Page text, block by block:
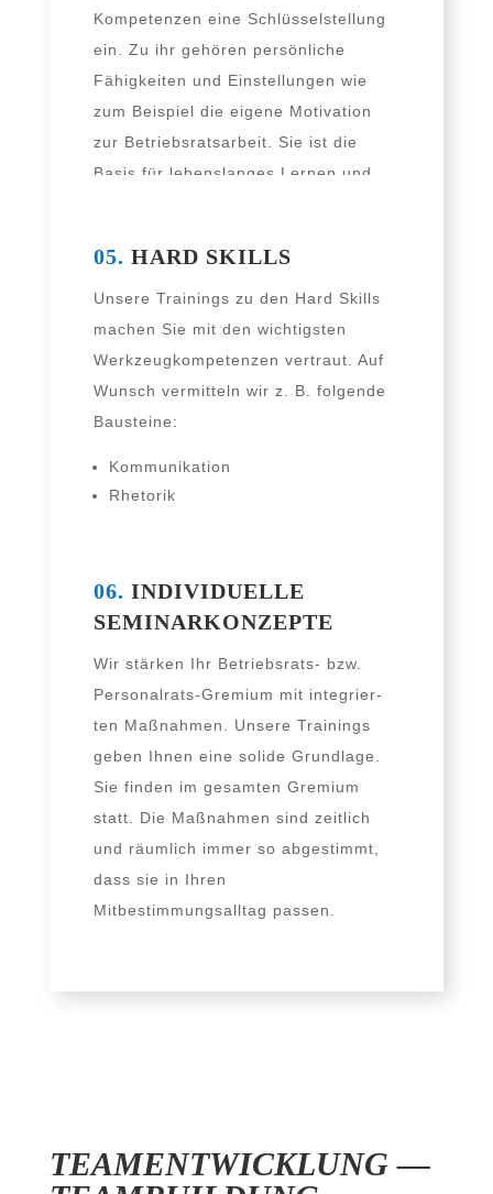
Kompetenzen eine Schlüsselstellung
ein. Zu ihr gehö­ren per­sön­li­che
Fähigkeiten und Einstellungen wie
zum Beispiel die eige­ne Motivation
zur Betriebsratsarbeit. Sie ist die
Basis für lebens­lan­ges Lernen und
05. HARD SKILLS
Unsere Trainings zu den Hard Skills
machen Sie mit den wich­tigs­ten
Werkzeugkompetenzen ver­traut. Auf
Wunsch ver­mit­teln wir z. B. fol­gen­de
Bausteine:
Kommunikation
Rhetorik
06. INDIVIDUELLE
SEMINARKONZEPTE
Wir stär­ken Ihr Betriebsrats- bzw.
Personalrats-Gremium mit inte­grier­
ten Maßnahmen. Unsere Trainings
geben Ihnen eine soli­de Grundlage.
Sie fin­den im gesam­ten Gremium
statt. Die Maßnahmen sind zeit­lich
und räum­lich immer so abge­stimmt,
dass sie in Ihren
Mitbestimmungsalltag passen.
TEAMENTWICKLUNG —